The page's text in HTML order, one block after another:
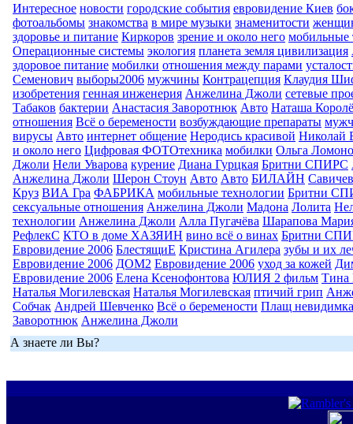
Интересное новости городские события евровидение Киев
фотоальбомы знакомства в мире музыки знаменитости
здоровье и питание Киркоров зрение и около него мобильные
Операционные системы экология планета земля цивилизация
здоровое питание мобилки отношения между парами
Семенович выборы2006 мужчины Контрацепция Клаудия
изобретения генная инженерия Анжелина Джоли сетевые
Табаков бактерии Анастасия Заворотнюк Авто Наташа
отношения Всё о беремености возбуждающие препараты
вирусы Авто интернет общение Неродись красивой Николай
и около него Цифровая ФОТОтехника мобилки Ольга
Джоли Нели Уварова курение Диана Гурцкая Бритни СПИРС
Анжелина Джоли Шерон Стоун Авто Авто БИЛАЙН
Круз ВИА Гра ФАБРИКА мобильные технологии Бритни
сексуальные отношения Анжелина Джоли Мадона Лолита
технологии Анжелина Джоли Алла Пугачёва Шарапова
РефлекС КТО в доме ХАЗЯИН вино всё о винах Бритни
Евровидение 2006 БлестящиЕ Кристина Агилера зубы и их
Евровидение 2006 ДОМ2 Евровидение 2006 уход за кожей
Евровидение 2006 Елена Ксенофонтова ЮЛИЯ 2 фильм Тина
Наталья Могилевская Наталья Могилевская птичий грип
Собчак Андрей Шевченко Всё о беремености Плащ невидимка
Заворотнюк Анжелина Джоли
А знаете ли Вы?